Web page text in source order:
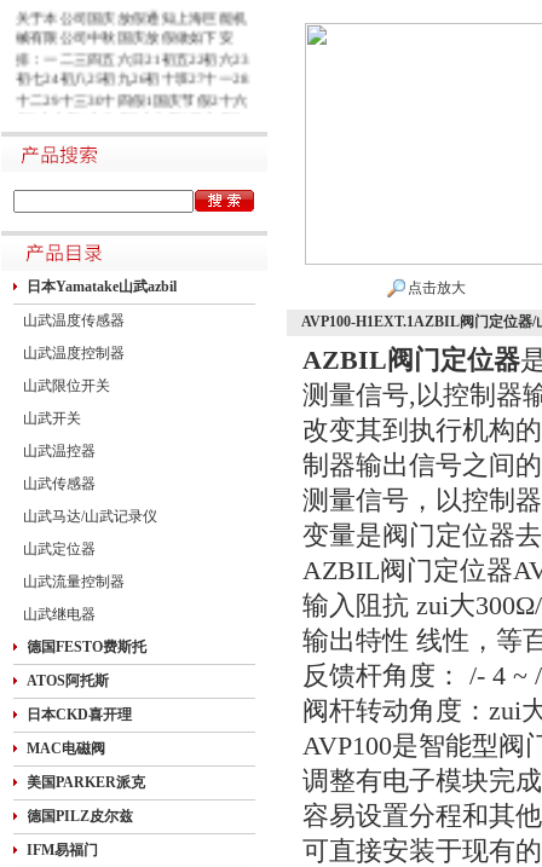
械有限公司中秋国庆放假做如下安
排：一二三四五六日21初五22初六23
初七24初八25初九26初十班27十一28
十二29十三30十四假1国庆节假2十六
假3十七假4十八假5十九假6二十假7
廿一假8廿二9廿三班10廿四11廿五10
月1日~8日放假调休，共8天。9月27
上班。在此期间如有进口产品需要采
购的客户，为避免您的货期受到影
响，请提前安排订货事宜。高速规定
如下1.高速免费规定时间：2020年10
日本Yamatake山武azbil
山武温度传感器
山武温度控制器
山武限位开关
山武开关
山武温控器
山武传感器
山武马达/山武记录仪
山武定位器
山武流量控制器
山武继电器
德国FESTO费斯托
ATOS阿托斯
日本CKD喜开理
MAC电磁阀
美国PARKER派克
德国PILZ皮尔兹
IFM易福门
点击放大
AVP100-H1EXT.1AZBIL阀门定位器
AZBIL阀门定位器
测量信号,以控制器
改变其到执行机构
制器输出信号之间
测量信号，以控制
变量是阀门定位器
AZBIL阀门定位器
输入阻抗 zui大
输出特性 线性，等
反馈杆角度： /- 4 ~
阀杆转动角度：zui
AVP100是智能型阀
调整有电子模块完
容易设置分程和其
可直接安装于现有